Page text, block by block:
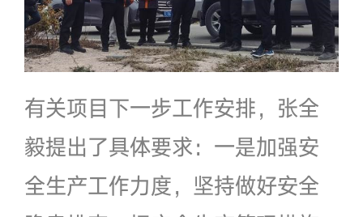
有关项目下一步工作安排，张全
毅提出了具体要求：一是加强安
全生产工作力度，坚持做好安全